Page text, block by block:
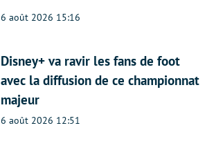
6 août 2026 15:16
Disney+ va ravir les fans de foot
avec la diffusion de ce championnat
majeur
6 août 2026 12:51